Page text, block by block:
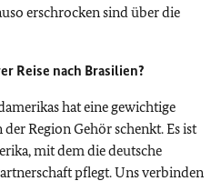
erschrocken sind über die
Reise nach Brasilien?
hat eine gewichtige
Region Gehör schenkt. Es ist
mit dem die deutsche
pflegt. Uns verbinden